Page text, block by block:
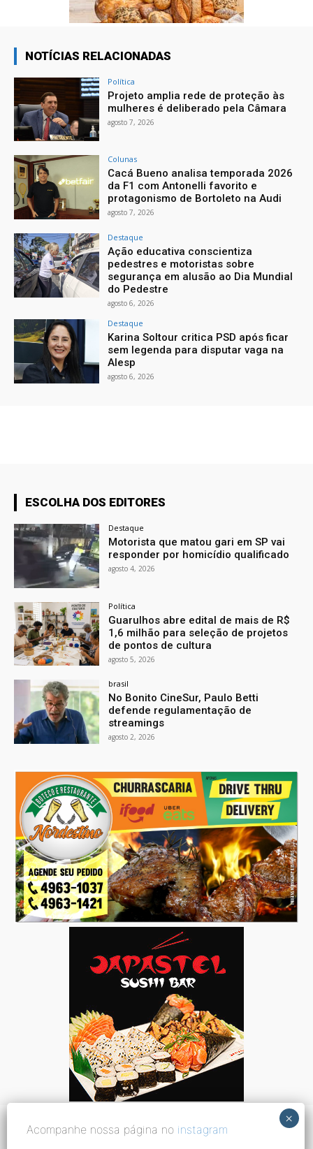
NOTÍCIAS RELACIONADAS
Política
Projeto amplia rede de proteção às
mulheres é deliberado pela Câmara
agosto 7, 2026
Colunas
Cacá Bueno analisa temporada 2026
da F1 com Antonelli favorito e
protagonismo de Bortoleto na Audi
agosto 7, 2026
Destaque
Ação educativa conscientiza
pedestres e motoristas sobre
segurança em alusão ao Dia Mundial
do Pedestre
agosto 6, 2026
Destaque
Karina Soltour critica PSD após ficar
sem legenda para disputar vaga na
Alesp
agosto 6, 2026
ESCOLHA DOS EDITORES
Destaque
Motorista que matou gari em SP vai
responder por homicídio qualificado
agosto 4, 2026
Política
Guarulhos abre edital de mais de R$
1,6 milhão para seleção de projetos
de pontos de cultura
agosto 5, 2026
brasil
No Bonito CineSur, Paulo Betti
defende regulamentação de
streamings
agosto 2, 2026
Acompanhe nossa página no instagram